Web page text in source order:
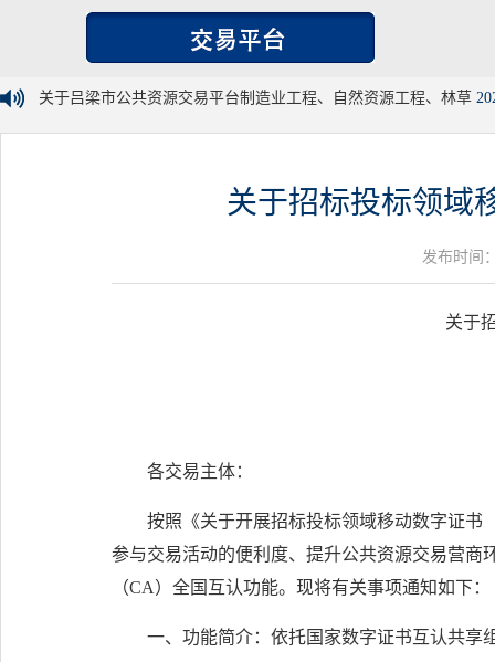
关于吕梁市公共资源交易平台制造业工程、自然资源工程、林草
关于招标投标领域
发布时间
关于
各交易主体：
按照《关于开展招标投标领域移动数字证书
参与交易活动的便利度、提升公共资源交易营商
（CA）全国互认功能。现将有关事项通知如下：
一、功能简介：依托国家数字证书互认共享